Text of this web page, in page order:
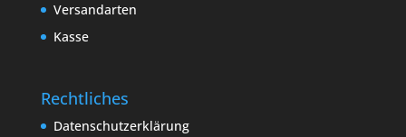
Versandarten
Kasse
Rechtliches
Datenschutzerklärung